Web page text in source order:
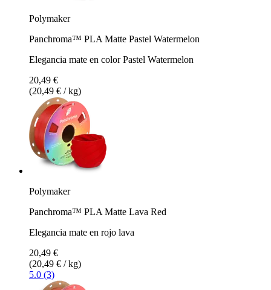
Polymaker
Panchroma™ PLA Matte Pastel Watermelon
Elegancia mate en color Pastel Watermelon
20,49 €
(20,49 € / kg)
Polymaker
Panchroma™ PLA Matte Lava Red
Elegancia mate en rojo lava
20,49 €
(20,49 € / kg)
5.0 (3)